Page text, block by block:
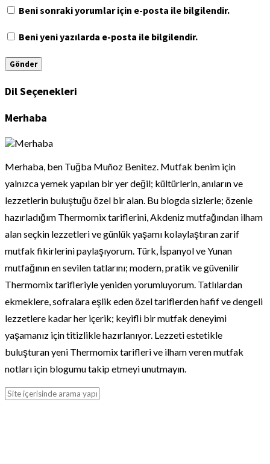
Beni sonraki yorumlar için e-posta ile bilgilendir.
Beni yeni yazılarda e-posta ile bilgilendir.
Dil Seçenekleri
Merhaba
Merhaba, ben Tuğba Muñoz Benitez. Mutfak benim için
yalnızca yemek yapılan bir yer değil; kültürlerin, anıların ve
lezzetlerin buluştuğu özel bir alan. Bu blogda sizlerle; özenle
hazırladığım Thermomix tariflerini, Akdeniz mutfağından ilham
alan seçkin lezzetleri ve günlük yaşamı kolaylaştıran zarif
mutfak fikirlerini paylaşıyorum. Türk, İspanyol ve Yunan
mutfağının en sevilen tatlarını; modern, pratik ve güvenilir
Thermomix tarifleriyle yeniden yorumluyorum. Tatlılardan
ekmeklere, sofralara eşlik eden özel tariflerden hafif ve dengeli
lezzetlere kadar her içerik; keyifli bir mutfak deneyimi
yaşamanız için titizlikle hazırlanıyor. Lezzeti estetikle
buluşturan yeni Thermomix tarifleri ve ilham veren mutfak
notları için blogumu takip etmeyi unutmayın.